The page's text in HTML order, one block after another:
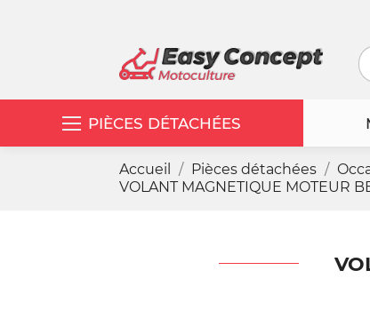
PIÈCES DÉTACHÉES
Accueil Pièces détachées
VOLANT MAGNETIQUE MOTEUR